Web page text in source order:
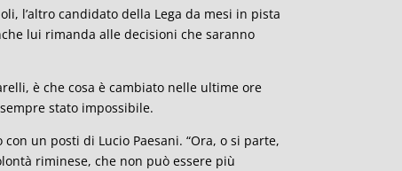
l’altro candidato della Lega da mesi in pista
lui rimanda alle decisioni che saranno
è che cosa è cambiato nelle ultime ore
stato impossibile.
un posti di Lucio Paesani. “Ora, o si parte,
riminese, che non può essere più